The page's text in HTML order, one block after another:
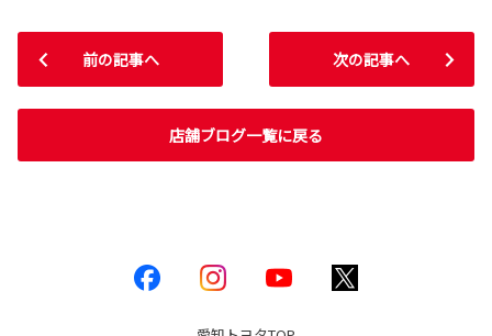
前の記事へ
店舗ブログ一覧に戻る
次の記事へ